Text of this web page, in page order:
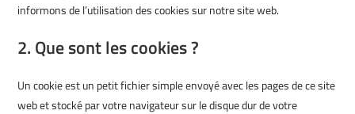
informons de l’utilisation des cookies sur notre site web.
2. Que sont les cookies ?
Un cookie est un petit fichier simple envoyé avec les pages de ce site
web et stocké par votre navigateur sur le disque dur de votre